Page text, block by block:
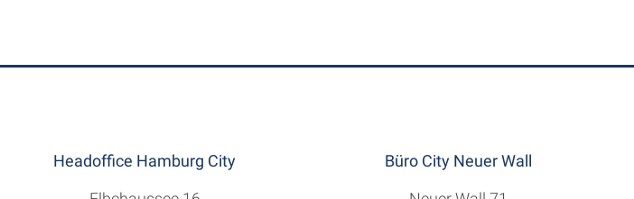
Headoffice Hamburg City Büro City Neuer Wall